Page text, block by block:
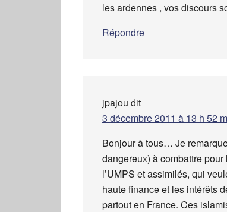
les ardennes , vos discours
Répondre
jpajou dit
3 décembre 2011 à 13 h 52
Bonjour à tous… Je
dangereux) à combattre
l’UMPS et assimilés, qui
haute finance et les intérêts
partout en France. Ces